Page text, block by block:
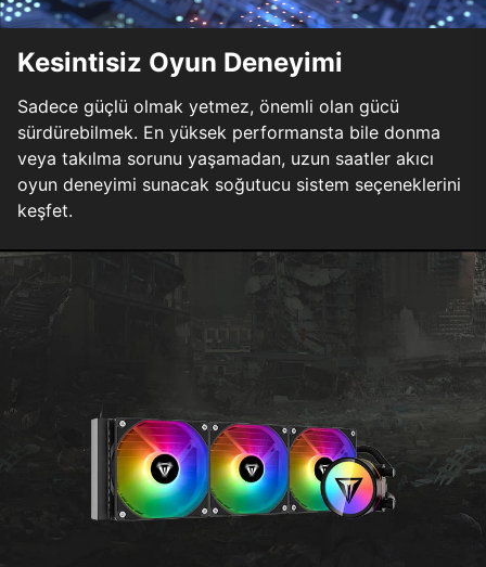
Kesintisiz Oyun Deneyimi
Sadece güçlü olmak yetmez, önemli olan gücü
sürdürebilmek. En yüksek performansta bile donma
veya takılma sorunu yaşamadan, uzun saatler akıcı
oyun deneyimi sunacak soğutucu sistem seçeneklerini
keşfet.